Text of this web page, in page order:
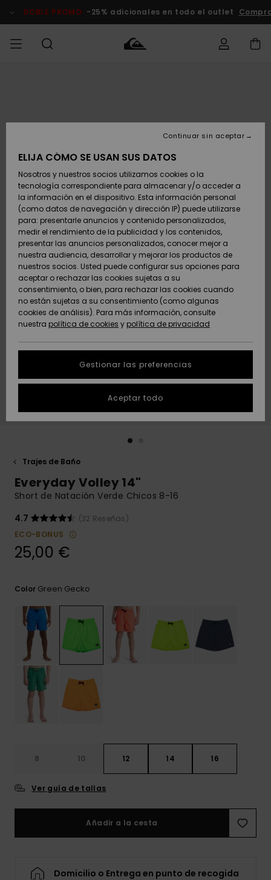
del
DOBLE PROMO -25% adicionales en todo el outlet
Zapatos y
chanclas
Surf
Snow
Novedades
Destacados
Zapatos y
chanclas
Surf
Snow
Novedades
Destacados
Destacados
Snow
SURF
Highlights
Comunidad
SNOW
Snow Niños
Tienda
Snow Mujer
Destacados
Comunidad
DOBLE
PROMO
Outlet
Mujer
AYUDA &
CONTACTO
Envio
Devoluciones
Pago
Tarjeta de
regalo
Quiksilver
Freedom
Protección de
datos
personales
Inicia una
conversación
más rápida a
conversación
respuestas a
las preguntas
Consultar
las FAQ
SOSTENIBILIDAD
Trajes de Baño
Everyday Volley 14"
Short de Natación Verde Chicos 8-16
4.7
(32 Reseñas)
ECO-BONUS
25,00 €
Color Green Gecko
8 10 12 14 16
Ver guía de tallas
Añadir a la cesta
Domicilio o Entrega en punto de recogida
ELIJA CÓMO SE USAN SUS DATOS
Nosotros y nuestros socios utilizamos cookies o la
tecnología correspondiente para almacenar y/o acceder a
la información en el dispositivo. Esta información personal
(como datos de navegación y dirección IP) puede utilizarse
para: presentarle anuncios y contenido personalizados,
medir el rendimiento de la publicidad y los contenidos,
presentar las anuncios personalizados, conocer mejor a
nuestra audiencia, desarrollar y mejorar los productos de
nuestros socios. Usted puede configurar sus opciones para
aceptar o rechazar las cookies sujetas a su
consentimiento, o bien, para rechazar las cookies cuando
no están sujetas a su consentimiento (como algunas
cookies de análisis). Para más información, consulte
nuestra política de cookies y política de privacidad
Gestionar las preferencias
Continuar sin aceptar
Aceptar todo